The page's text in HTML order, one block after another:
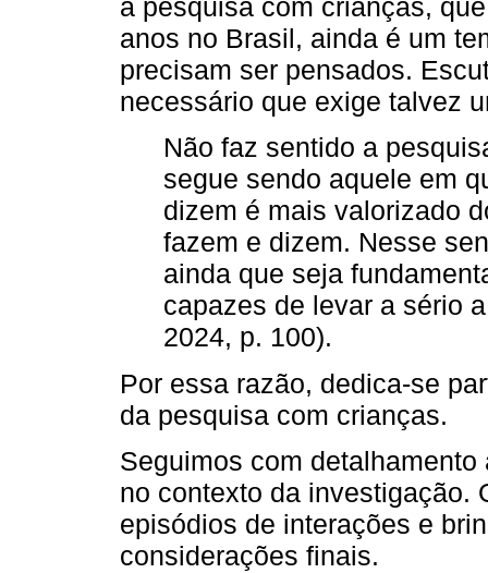
a pesquisa com crianças,
anos no Brasil, ainda é um
precisam ser pensados.
necessário que exige talvez
Não faz sentido a
segue sendo aquele em
dizem é mais valorizado
fazem e dizem. Nesse
ainda que seja
capazes de levar a sério
2024, p. 100).
Por essa razão, dedica-se
da pesquisa com crianças.
Seguimos com
no contexto da investigação.
episódios de interações e
considerações finais.